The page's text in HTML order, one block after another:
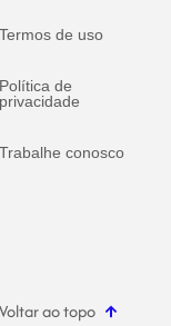
Termos de uso
Política de
privacidade
Trabalhe conosco
Voltar ao topo